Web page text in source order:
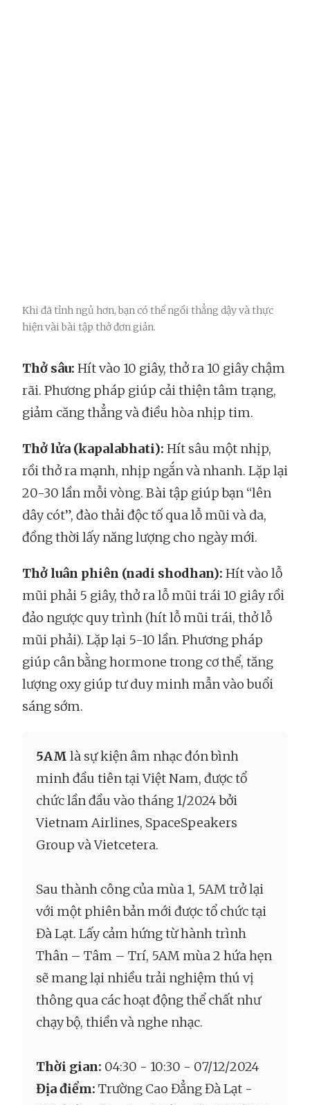
Khi đã tỉnh ngủ hơn, bạn có thể ngồi thẳng dậy và thực
hiện vài bài tập thở đơn giản.
Thở sâu: Hít vào 10 giây, thở ra 10 giây chậm
rãi. Phương pháp giúp cải thiện tâm trạng,
giảm căng thẳng và điều hòa nhịp tim.
Thở lửa (kapalabhati): Hít sâu một nhịp,
rồi thở ra mạnh, nhịp ngắn và nhanh. Lặp lại
20-30 lần mỗi vòng. Bài tập giúp bạn “lên
dây cót”, đào thải độc tố qua lỗ mũi và da,
đồng thời lấy năng lượng cho ngày mới.
Thở luân phiên (nadi shodhan): Hít vào lỗ
mũi phải 5 giây, thở ra lỗ mũi trái 10 giây rồi
đảo ngược quy trình (hít lỗ mũi trái, thở lỗ
mũi phải). Lặp lại 5-10 lần. Phương pháp
giúp cân bằng hormone trong cơ thể, tăng
lượng oxy giúp tư duy minh mẫn vào buổi
sáng sớm.
5AM là sự kiện âm nhạc đón bình
minh đầu tiên tại Việt Nam, được tổ
chức lần đầu vào tháng 1/2024 bởi
Vietnam Airlines, SpaceSpeakers
Group và Vietcetera.
Sau thành công của mùa 1, 5AM trở lại
với một phiên bản mới được tổ chức tại
Đà Lạt. Lấy cảm hứng từ hành trình
Thân – Tâm – Trí, 5AM mùa 2 hứa hẹn
sẽ mang lại nhiều trải nghiệm thú vị
thông qua các hoạt động thể chất như
chạy bộ, thiền và nghe nhạc.
Thời gian: 04:30 - 10:30 - 07/12/2024
Địa điểm: Trường Cao Đẳng Đà Lạt -